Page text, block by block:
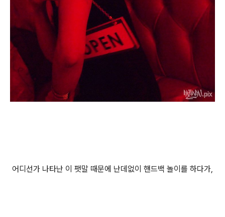
어디선가 나타난 이 팻말 때문에 난데없이 핸드백 놀이를 하다가,